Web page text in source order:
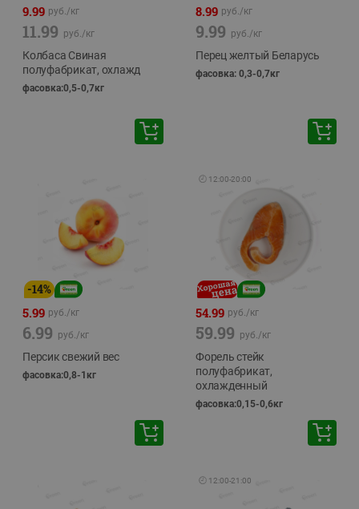
9.99 руб./кг
11.99 руб./кг
Колбаса Свиная
полуфабрикат, охлажд
фасовка:0,5-0,7кг
8.99 руб./кг
9.99 руб./кг
Перец желтый Беларусь
фасовка: 0,3-0,7кг
-14%
5.99 руб./кг
6.99 руб./кг
Персик свежий вес
фасовка:0,8-1кг
🕘 12:00-20:00
54.99 руб./кг
59.99 руб./кг
Форель стейк
полуфабрикат,
охлажденный
фасовка:0,15-0,6кг
🕘 12:00-21:00